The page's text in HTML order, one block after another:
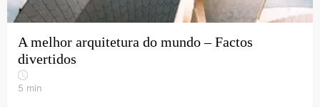
A melhor arquitetura do mundo – Factos
divertidos
5 min